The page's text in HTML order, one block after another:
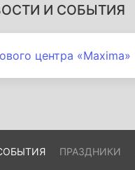
И СОБЫТИЯ
центра «Maxima»
ПРАЗДНИКИ